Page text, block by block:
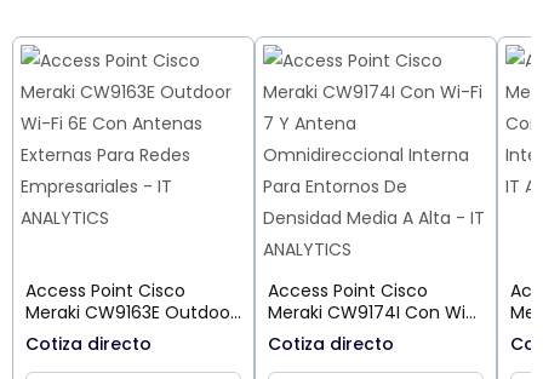
Access Point Cisco
Meraki CW9163E Outdoor
Wi-Fi 6E Con Antenas
Externas Para Redes
Cotiza directo
Access Point Cisco
Meraki CW9174I Con Wi-
Fi 7 Y Antena
Omnidireccional Interna
Cotiza directo